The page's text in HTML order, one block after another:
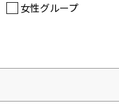
女性グループ